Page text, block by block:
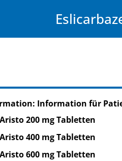
Information für
200 mg Tabletten
400 mg Tabletten
600 mg Tabletten